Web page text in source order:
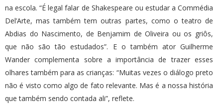
na escola. “É legal falar de Shakespeare ou estudar a Commédia
Del’Arte, mas também tem outras partes, como o teatro de
Abdias do Nascimento, de Benjamim de Oliveira ou os griôs,
que não são tão estudados”. E o também ator Guilherme
Wander complementa sobre a importância de trazer esses
olhares também para as crianças: “Muitas vezes o diálogo preto
não é visto como algo de fato relevante. Mas é a nossa história
que também sendo contada ali”, reflete.